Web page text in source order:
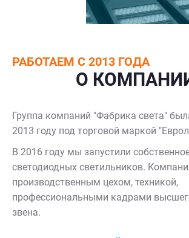
РАБОТАЕМ С 2013 ГОДА
О
Группа компаний "Фабрика света"
2013 году под торговой маркой
В 2016 году мы запустили
светодиодных светильников.
производственным цехом, техникой,
профессиональными кадрами
звена.